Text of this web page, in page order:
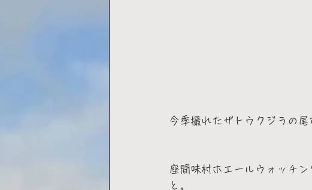
今季撮れたザトウクジラの尾
座間味村ホエールウォッチ
と。